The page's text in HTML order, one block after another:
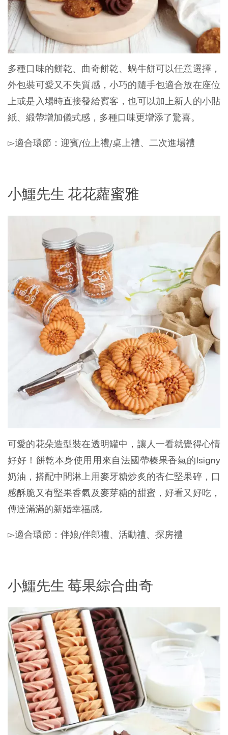
多種口味的餅乾、曲奇餅乾、蝸牛餅可以任意選擇，
外包裝可愛又不失質感，小巧的隨手包適合放在座位
上或是入場時直接發給賓客，也可以加上新人的小貼
紙、緞帶增加儀式感，多種口味更增添了驚喜。
▻適合環節：迎賓/位上禮/桌上禮、二次進場禮
小鱷先生 花花蘿蜜雅
可愛的花朵造型裝在透明罐中，讓人一看就覺得心情
好好！餅乾本身使用用來自法國帶榛果香氣的Isigny
奶油，搭配中間淋上用麥牙糖炒炙的杏仁堅果碎，口
感酥脆又有堅果香氣及麥芽糖的甜蜜，好看又好吃，
傳達滿滿的新婚幸福感。
▻適合環節：伴娘/伴郎禮、活動禮、探房禮
小鱷先生 莓果綜合曲奇